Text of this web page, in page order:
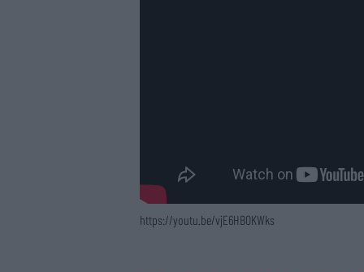
https://youtu.be/vjE6HBOKWks